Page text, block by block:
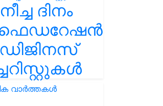
ദിനം
ഫെഡറേഷൻ